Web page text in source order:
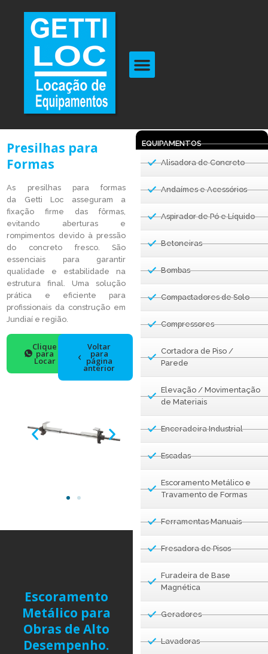
EQUIPAMENTOS
Alisadora de Concreto
Andaímes e Acessórios
Aspirador de Pó e Líquido
Betoneiras
Bombas
Compactadores de Solo
Compressores
Cortadora de Piso /
Parede
Elevação / Movimentação
de Materiais
Enceradeira Industrial
Escadas
Escoramento Metálico e
Travamento de Formas
Ferramentas Manuais
Fresadora de Pisos
Furadeira de Base
Magnética
Geradores
Lavadoras
Presilhas para
Formas
As presilhas para formas
da Getti Loc asseguram a
fixação firme das fôrmas,
evitando aberturas e
rompimentos devido à pressão
do concreto fresco. São
essenciais para garantir
qualidade e estabilidade na
estrutura final. Uma solução
prática e eficiente para
profissionais da construção em
Jundiaí e região.
Clique
para
Locar
Voltar
para
página
anterior
Escoramento
Metálico para
Obras de Alto
Desempenho.